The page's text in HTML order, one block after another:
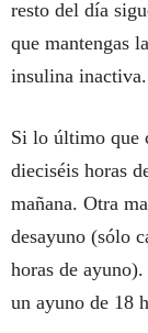
resto del día
que mantengas
insulina inactiva.
Si lo último que
dieciséis horas
mañana. Otra
desayuno (sólo
horas de
un ayuno de 18